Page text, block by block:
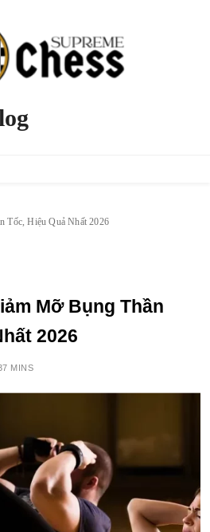
Tốc, Hiệu Quả Nhất 2026
Mỡ Bụng Thần
2026
MINS